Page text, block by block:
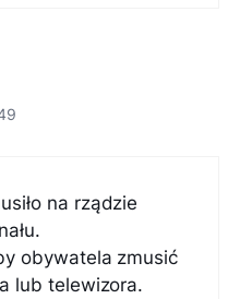
na rządzie
obywatela zmusić
lub telewizora.